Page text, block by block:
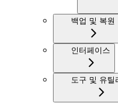
백업 및 복원
인터페이스
도구 및 유틸